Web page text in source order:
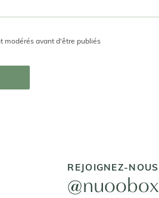
modérés avant d'être publiés
REJOIGNEZ-NOUS
@nuoobox